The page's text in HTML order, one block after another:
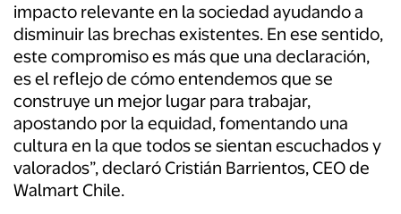
impacto relevante en la sociedad ayudando a
disminuir las brechas existentes. En ese sentido,
este compromiso es más que una declaración,
es el reflejo de cómo entendemos que se
construye un mejor lugar para trabajar,
apostando por la equidad, fomentando una
cultura en la que todos se sientan escuchados y
valorados”, declaró Cristián Barrientos, CEO de
Walmart Chile.